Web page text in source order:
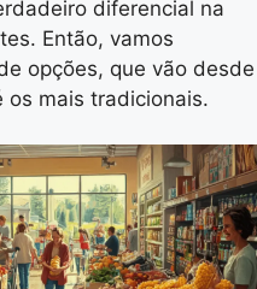
diferencial na
Então, vamos
opções, que vão desde
mais tradicionais.